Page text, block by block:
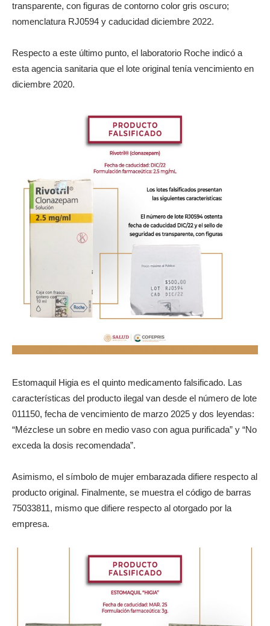
transparente, con figuras de contorno color gris oscuro;
nomenclatura RJ0594 y caducidad diciembre 2022.
Respecto a este último punto, el laboratorio Roche indicó a
esta agencia sanitaria que el lote original tenía vencimiento en
diciembre 2020.
Estomaquil Higia es el quinto medicamento falsificado. Las
características del producto ilegal van desde el número de lote
011150, fecha de vencimiento de marzo 2025 y dos leyendas:
“Mézclese un sobre en medio vaso con agua purificada” y “No
exceda la dosis recomendada”.
Asimismo, el símbolo de mujer embarazada difiere respecto al
producto original. Finalmente, se muestra el código de barras
75033811, mismo que difiere respecto al otorgado por la
empresa.